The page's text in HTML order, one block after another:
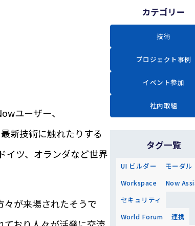
ユーザー、
新技術に触れたりする
イツ、オランダなど世界
々が来場されたそうで
カテゴリー
技術
プロジェクト事例
イベント参加
社内取組
タグ一覧
UI ビルダー
モーダル
Workspace
Now
セキュリティ
World Forum
連携